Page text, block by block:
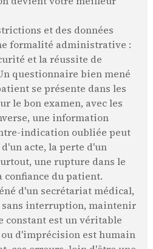
et des données
formalité administrative :
et la réussite de
questionnaire bien mené
se présente dans les
le bon examen, avec les
une information
indication oubliée peut
acte, la perte d'un
une rupture dans le
confiance du patient.
d'un secrétariat médical,
sans interruption, maintenir
constant est un véritable
d'imprécision est humain